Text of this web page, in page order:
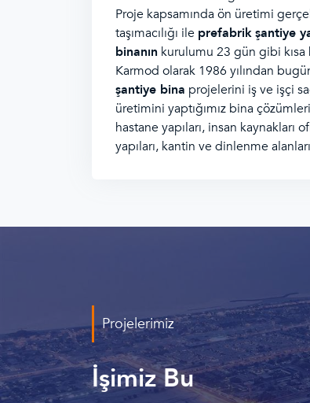
Proje kapsamında ön üretimi
taşımacılığı ile prefabrikşantiye
binanın kurulumu 23 gün gibi
Karmod olarak 1986 yılından
şantiye bina projelerini iş ve işçi
üretimini yaptığımız bina
hastane yapıları, insan
yapıları, kantin ve dinlenme
Projelerimiz
İşimiz Bu